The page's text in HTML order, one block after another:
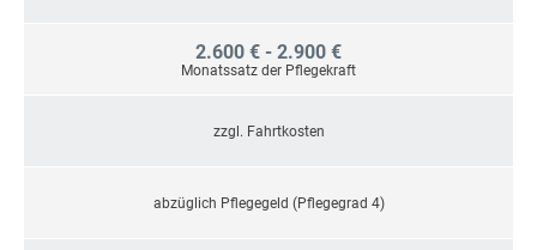
2.600 € - 2.900 €
Monatssatz der Pflegekraft
zzgl. Fahrtkosten
abzüglich Pflegegeld (Pflegegrad 4)